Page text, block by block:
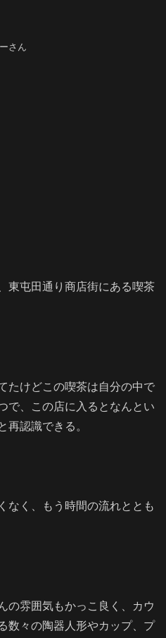
さん
東屯田通り商店街にある喫茶
たけどこの喫茶は自分の中で
で、この店に入るとなんとい
再認識できる。
なく、もう時間の流れととも
の雰囲気もかっこ良く、カウ
数々の陶器人形やカップ、プ